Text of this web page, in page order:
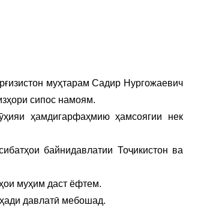
муҳтарам Садир Нургожаевич
сипос намоям.
ҳамдигарфаҳмию ҳамсоягии нек
байнидавлатии Тоҷикистон ва
муҳим даст ёфтем.
давлатӣ мебошад.